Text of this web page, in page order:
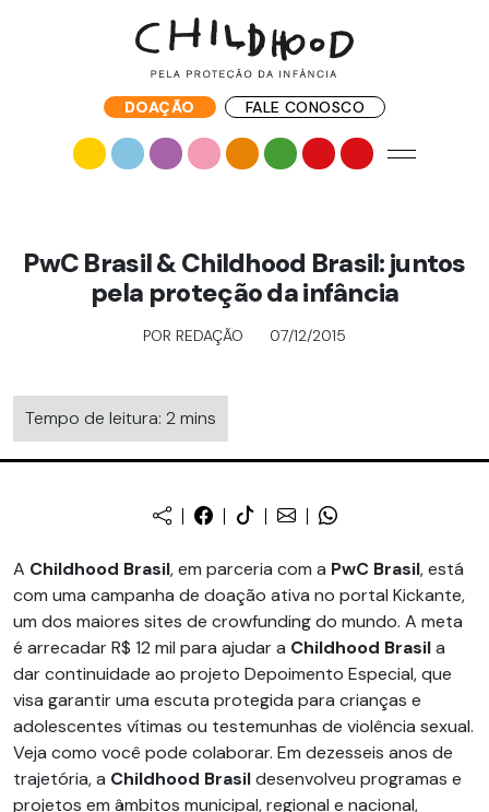
DOAÇÃO FALE CONOSCO
PwC Brasil & Childhood Brasil: juntos
pela proteção da infância
POR REDAÇÃO 07/12/2015
Tempo de leitura: 2 mins
A Childhood Brasil, em parceria com a PwC Brasil, está
com uma campanha de doação ativa no portal Kickante,
um dos maiores sites de crowfunding do mundo. A meta
é arrecadar R$ 12 mil para ajudar a Childhood Brasila
dar continuidade ao projeto Depoimento Especial, que
visa garantir uma escuta protegida para crianças e
adolescentes vítimas ou testemunhas de violência sexual.
Veja como você pode colaborar. Em dezesseis anos de
trajetória, a Childhood Brasildesenvolveu programas e
projetos em âmbitos municipal, regional e nacional,